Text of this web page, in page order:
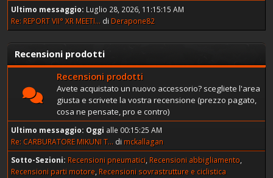
Ultimo messaggio: Luglio 28, 2026, 11:15:15 AM
Re: REPORT VII° XR MEETI... di Derapone82
Recensioni prodotti
Recensioni prodotti
Avete acquistato un nuovo accessorio? scegliete l'area
giusta e scrivete la vostra recensione (prezzo pagato,
cosa ne pensate, pro e contro)
Ultimo messaggio: Oggi alle 00:15:25 AM
Re: CARBURATORE MIKUNI T... di mckallagan
Sotto-Sezioni Recensioni pneumatici Recensioni abbigliamento
Recensioni parti motore Recensioni sovrastrutture e ciclistica